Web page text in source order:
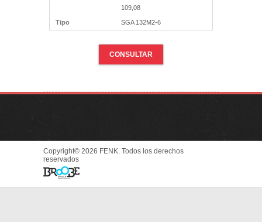
109,08
Tipo SGA 132M2-6
CONSULTAR
Copyright© 2026 FENK. Todos los derechos
reservados